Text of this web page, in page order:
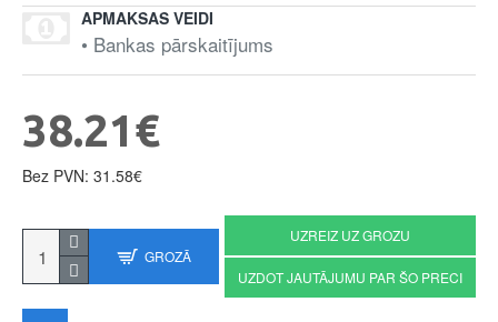
APMAKSAS VEIDI
• Bankas pārskaitījums
38.21€
Bez PVN: 31.58€
GROZĀ
UZREIZ UZ GROZU
UZDOT JAUTĀJUMU PAR ŠO PRECI